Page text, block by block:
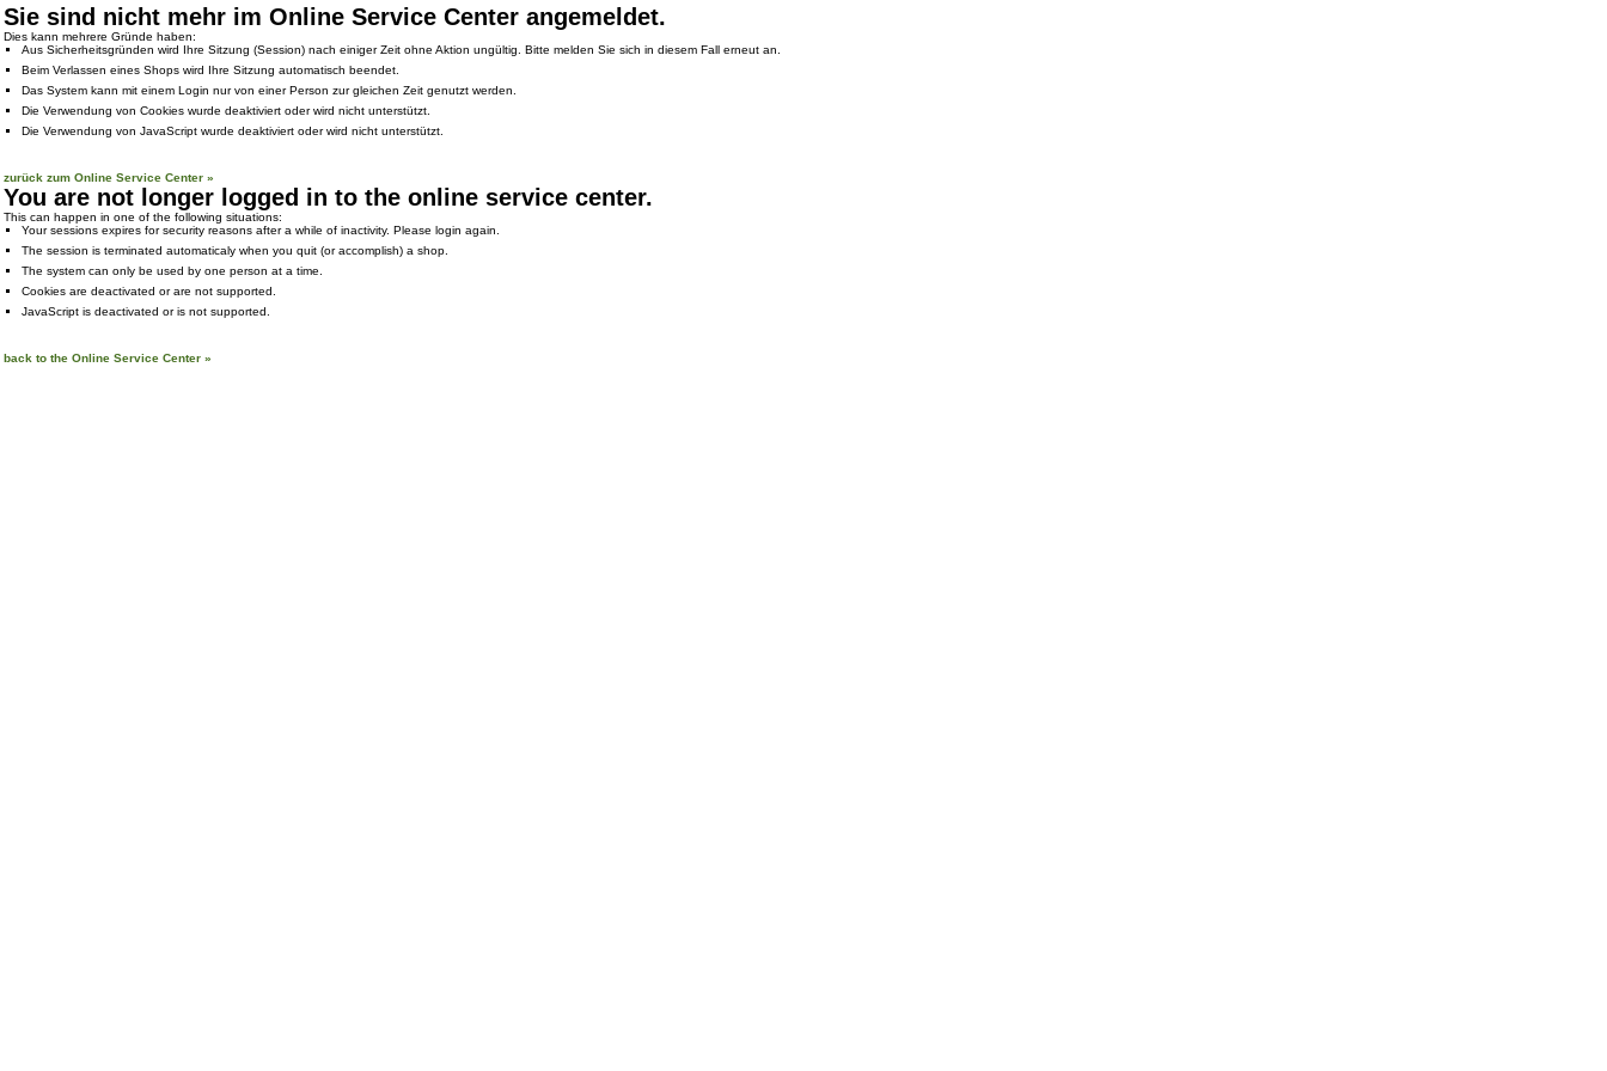
Sie sind nicht mehr im Online Service Center angemeldet.
Dies kann mehrere Gründe haben:
Aus Sicherheitsgründen wird Ihre Sitzung (Session) nach einiger Zeit ohne Aktion ungültig. Bitte melden Sie sich in diesem Fall erneut an.
Beim Verlassen eines Shops wird Ihre Sitzung automatisch beendet.
Das System kann mit einem Login nur von einer Person zur gleichen Zeit genutzt werden.
Die Verwendung von Cookies wurde deaktiviert oder wird nicht unterstützt.
Die Verwendung von JavaScript wurde deaktiviert oder wird nicht unterstützt.
zurück zum Online Service Center »
You are not longer logged in to the online service center.
This can happen in one of the following situations:
Your sessions expires for security reasons after a while of inactivity. Please login again.
The session is terminated automaticaly when you quit (or accomplish) a shop.
The system can only be used by one person at a time.
Cookies are deactivated or are not supported.
JavaScript is deactivated or is not supported.
back to the Online Service Center »